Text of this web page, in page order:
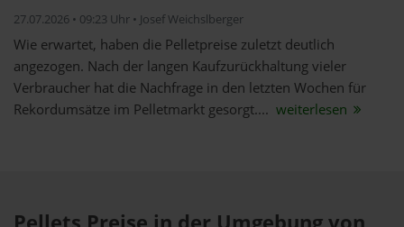
27.07.2026 • 09:23 Uhr • Josef Weichslberger
Wie erwartet, haben die Pelletpreise zuletzt deutlich
angezogen. Nach der langen Kaufzurückhaltung vieler
Verbraucher hat die Nachfrage in den letzten Wochen für
Rekordumsätze im Pelletmarkt gesorgt.... weiterlesen